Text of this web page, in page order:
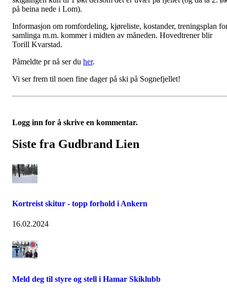
på beina nede i Lom).
Informasjon om romfordeling, kjøreliste, kostander, treningsplan
samlinga m.m. kommer i midten av måneden. Hovedtrener blir
Torill Kvarstad.
Påmeldte pr nå ser du her.
Vi ser frem til noen fine dager på ski på Sognefjellet!
Logg inn for å skrive en kommentar.
Siste fra Gudbrand Lien
Kortreist skitur - topp forhold i Ankern
16.02.2024
Meld deg til styre og stell i Hamar Skiklubb